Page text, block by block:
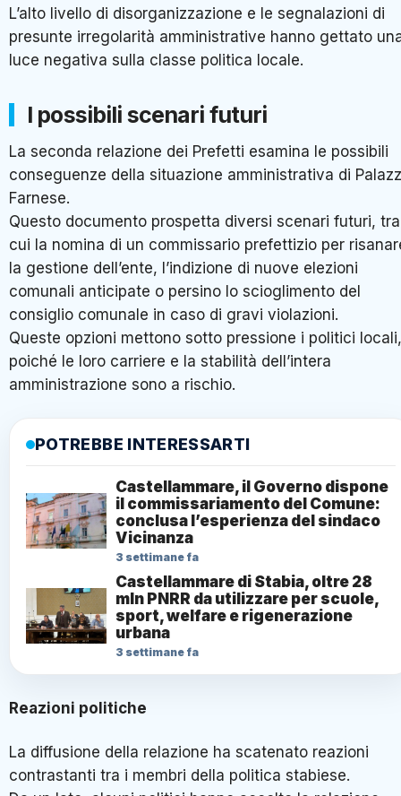
L’alto livello di disorganizzazione e le segnalazioni di
presunte irregolarità amministrative hanno gettato
luce negativa sulla classe politica locale.
I possibili scenari futuri
La seconda relazione dei Prefetti esamina le possibili
conseguenze della situazione amministrativa di
Farnese.
Questo documento prospetta diversi scenari futuri, tra
cui la nomina di un commissario prefettizio per
la gestione dell’ente, l’indizione di nuove elezioni
comunali anticipate o persino lo scioglimento del
consiglio comunale in caso di gravi violazioni.
Queste opzioni mettono sotto pressione i politici locali,
poiché le loro carriere e la stabilità dell’intera
amministrazione sono a rischio.
POTREBBE INTERESSARTI
Castellammare, il Governo dispone
il commissariamento del Comune:
conclusa l’esperienza del sindaco
Vicinanza
3 settimane fa
Castellammare di Stabia, oltre 28
mln PNRR da utilizzare per scuole,
sport, welfare e rigenerazione
urbana
3 settimane fa
Reazioni politiche
La diffusione della relazione ha scatenato reazioni
contrastanti tra i membri della politica stabiese.